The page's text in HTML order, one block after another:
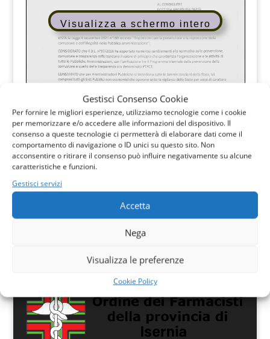
Gestisci Consenso Cookie
Per fornire le migliori esperienze, utilizziamo tecnologie come i cookie
per memorizzare e/o accedere alle informazioni del dispositivo. Il
consenso a queste tecnologie ci permetterà di elaborare dati come il
comportamento di navigazione o ID unici su questo sito. Non
acconsentire o ritirare il consenso può influire negativamente su alcune
caratteristiche e funzioni.
Gestisci servizi
Accetta
Nega
Visualizza le preferenze
Cookie Policy
Visualizza a schermo intero